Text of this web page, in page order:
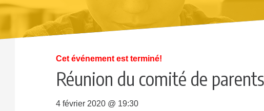
Cet événement est terminé!
Réunion du comité de parents
4 février 2020 @ 19:30